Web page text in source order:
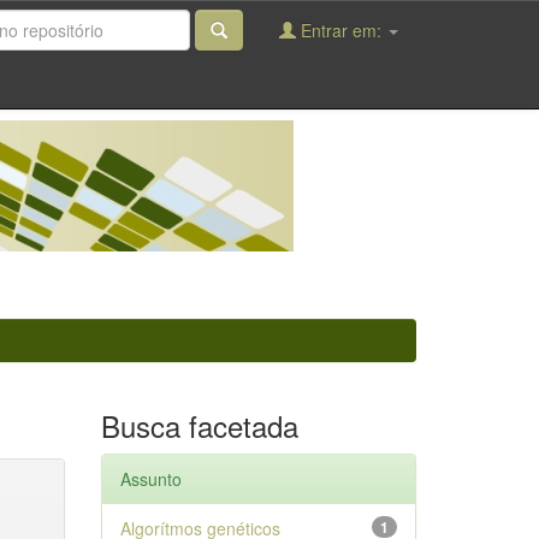
Entrar em:
Busca facetada
Assunto
1
Algorítmos genéticos